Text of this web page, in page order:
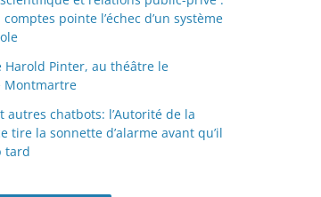
pointe l’échec d’un système
Harold Pinter, au théâtre le
Montmartre
autres chatbots: l’Autorité de la
tire la sonnette d’alarme avant qu’il
tard